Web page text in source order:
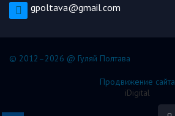
gpoltava@gmail.com
© 2012–2026 @ Гуляй Полтава
Продвижение сайта
iDigital